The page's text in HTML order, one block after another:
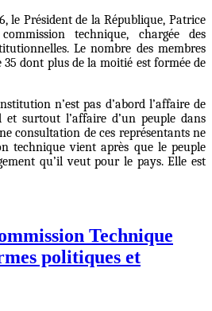
le Président de la République, Patrice
technique, chargée des
Le nombre des membres
35 dont plus de la moitié est formée de
n’est pas d’abord l’affaire de
et surtout l’affaire d’un peuple dans
consultation de ces représentants ne
technique vient après que le peuple
qu’il veut pour le pays. Elle est
Technique
politiques et